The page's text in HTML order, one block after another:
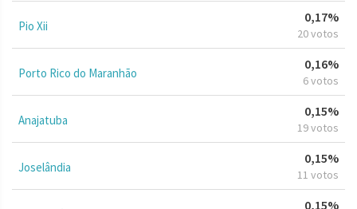
Pio Xii
0,17%
20 votos
Porto Rico do Maranhão
0,16%
6 votos
Anajatuba
0,15%
19 votos
Joselândia
0,15%
11 votos
0,15%